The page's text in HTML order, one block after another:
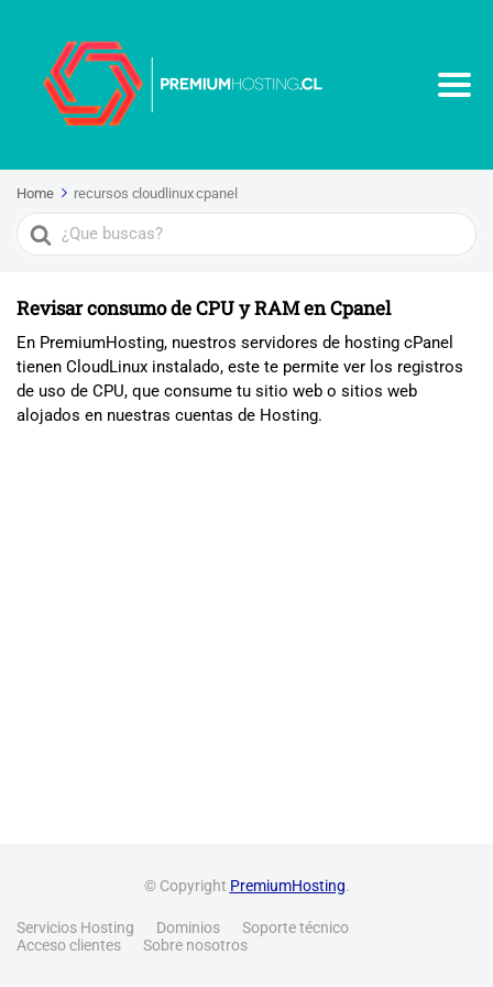
Home recursos cloudlinux cpanel
Search
For
Revisar consumo de CPU y RAM en Cpanel
En PremiumHosting, nuestros servidores de hosting cPanel
tienen CloudLinux instalado, este te permite ver los registros
de uso de CPU, que consume tu sitio web o sitios web
alojados en nuestras cuentas de Hosting.
© Copyright PremiumHosting.
Servicios Hosting Dominios
Soporte técnico
Acceso clientes
Sobre nosotros